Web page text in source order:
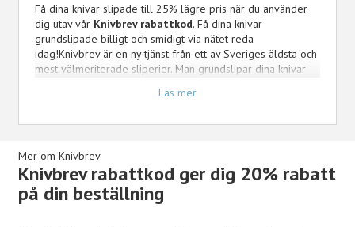
Få dina knivar slipade till 25% lägre pris när du använder
dig utav vår Knivbrev rabattkod. Få dina knivar
grundslipade billigt och smidigt via nätet reda
idag!Knivbrev är en ny tjänst från ett av Sveriges äldsta och
mest välmeriterade sliperier. Man grundslipar dina knivar
se till att hålla dina knivar vassa i decennier framöver!
slitna och alltid behöver grundslipas om och om igen.
Läs mer
Mer om Knivbrev
Knivbrev rabattkod ger dig 20% rabatt
på din beställning